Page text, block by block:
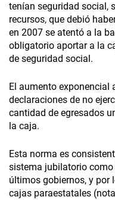
tenían seguridad social,
recursos, que debió
en 2007 se atentó a la
obligatorio aportar a la
de seguridad social.
El aumento exponencial
declaraciones de no
cantidad de egresados
la caja.
Esta norma es
sistema jubilatorio
últimos gobiernos, y por
cajas paraestatales